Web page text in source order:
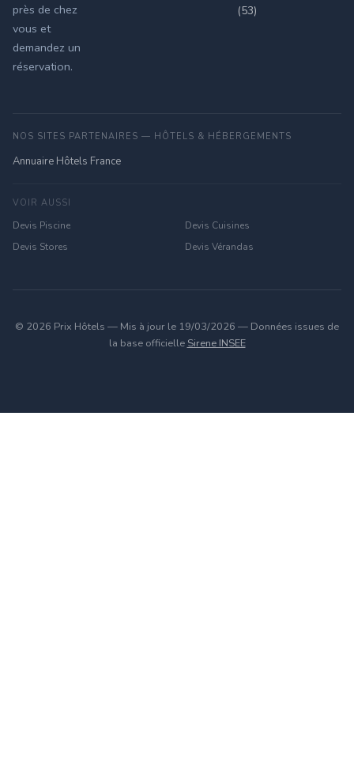
près de chez
vous et
demandez un
réservation.
(53)
NOS SITES PARTENAIRES — HÔTELS & HÉBERGEMENTS
Annuaire Hôtels France
VOIR AUSSI
Devis Piscine
Devis Cuisines
Devis Stores
Devis Vérandas
© 2026 Prix Hôtels — Mis à jour le 19/03/2026 — Données issues de
la base officielle Sirene INSEE